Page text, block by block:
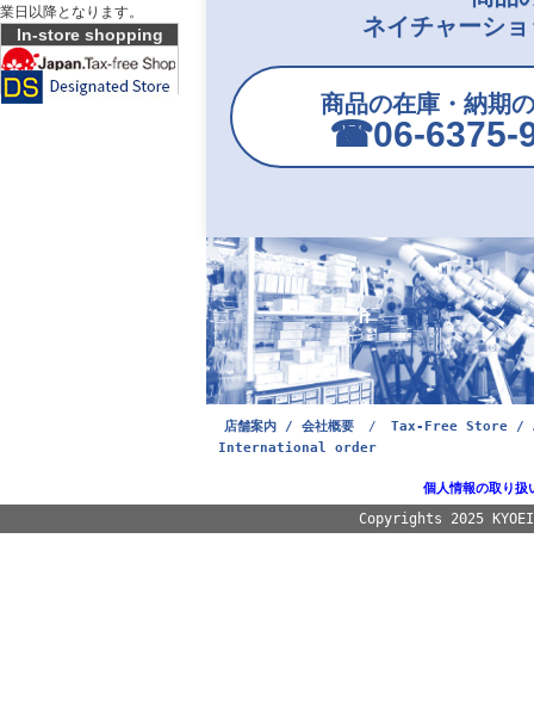
業日以降となります。
In-store shopping
ネイチャーシ
商品の在庫・納期
☎︎06-6375-
店舗案内 / 会社概要 /
Tax-Free Store /
International order
個人情報の取り扱
Copyrights 2025